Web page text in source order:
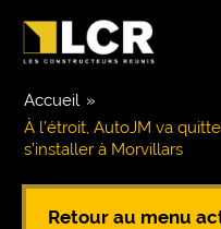
Accueil »
À l’étroit , AutoJM va
s’installer à Morvillars
Retour au menu